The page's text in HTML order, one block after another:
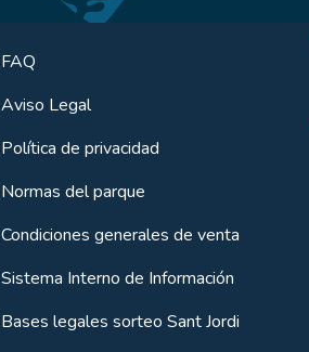
FAQ
Aviso Legal
Política de privacidad
Normas del parque
Condiciones generales de venta
Sistema Interno de Información
Bases legales sorteo Sant Jordi